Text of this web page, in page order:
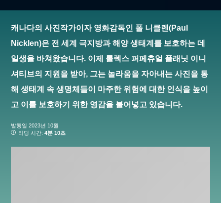
캐나다의 사진작가이자 영화감독인 폴 니클렌(Paul
Nicklen)은 전 세계 극지방과 해양 생태계를 보호하는 데
일생을 바쳐왔습니다. 이제 롤렉스 퍼페츄얼 플래닛 이니
셔티브의 지원을 받아, 그는 놀라움을 자아내는 사진을 통
해 생태계 속 생명체들이 마주한 위험에 대한 인식을 높이
고 이를 보호하기 위한 영감을 불어넣고 있습니다.
발행일 2023년 10월
리딩 시간: 4분 10초